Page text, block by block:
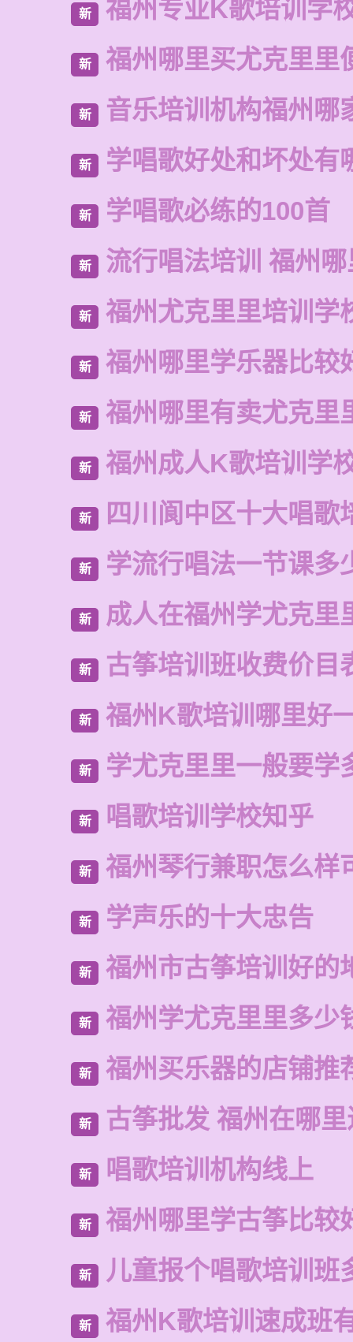
新 福州专业K歌培训学
新 福州哪里买尤克里里
新 音乐培训机构福州哪
新 学唱歌好处和坏处有
新 学唱歌必练的100首
新 流行唱法培训 福州
新 福州尤克里里培训学
新 福州哪里学乐器比较
新 福州哪里有卖尤克里
新 福州成人K歌培训学
新 四川阆中区十大唱歌
新 学流行唱法一节课多
新 成人在福州学尤克里
新 古筝培训班收费价目
新 福州K歌培训哪里好
新 学尤克里里一般要学
新 唱歌培训学校知乎
新 福州琴行兼职怎么样
新 学声乐的十大忠告
新 福州市古筝培训好的
新 福州学尤克里里多少
新 福州买乐器的店铺推
新 古筝批发 福州在哪
新 唱歌培训机构线上
新 福州哪里学古筝比较
新 儿童报个唱歌培训班
新 福州K歌培训速成班